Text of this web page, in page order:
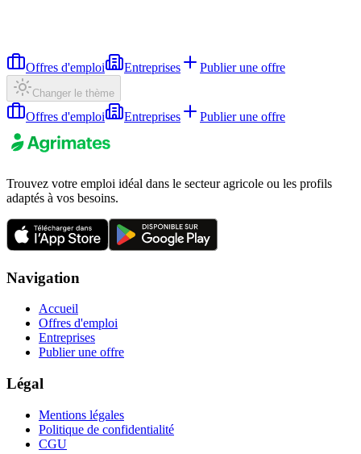
Offres d'emploi Entreprises Publier une offre
Changer le thème
Offres d'emploi Entreprises Publier une offre
Trouvez votre emploi idéal dans le secteur agricole ou les profils
adaptés à vos besoins.
Navigation
Accueil
Offres d'emploi
Entreprises
Publier une offre
Légal
Mentions légales
Politique de confidentialité
CGU